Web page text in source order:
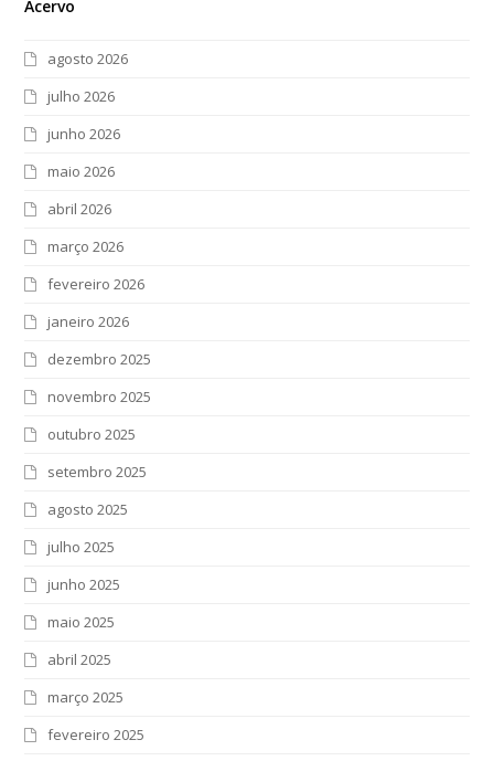
Acervo
agosto 2026
julho 2026
junho 2026
maio 2026
abril 2026
março 2026
fevereiro 2026
janeiro 2026
dezembro 2025
novembro 2025
outubro 2025
setembro 2025
agosto 2025
julho 2025
junho 2025
maio 2025
abril 2025
março 2025
fevereiro 2025